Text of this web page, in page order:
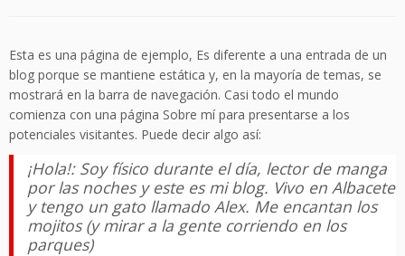
Esta es una página de ejemplo, Es diferente a una entrada de un
blog porque se mantiene estática y, en la mayoría de temas, se
mostrará en la barra de navegación. Casi todo el mundo
comienza con una página Sobre mí para presentarse a los
potenciales visitantes. Puede decir algo así:
¡Hola!: Soy físico durante el día, lector de manga
por las noches y este es mi blog. Vivo en Albacete
y tengo un gato llamado Alex. Me encantan los
mojitos (y mirar a la gente corriendo en los
parques)